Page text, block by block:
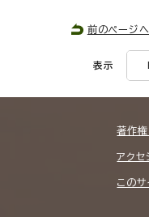
前のページ
表示
著作権
アクセ
このサ